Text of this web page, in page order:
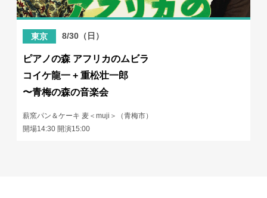
東京 8/30（日）
ピアノの森 アフリカのムビラ
コイケ龍一 + 重松壮一郎
〜青梅の森の音楽会
薪窯パン＆ケーキ 麦＜muji＞（青梅市）
開場14:30 開演15:00